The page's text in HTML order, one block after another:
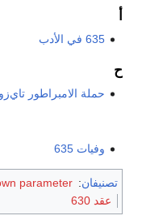
635 في الأدب
ح
حملة الامبراطور
وفيات 635
تصنيفان:
parameter
عقد 630